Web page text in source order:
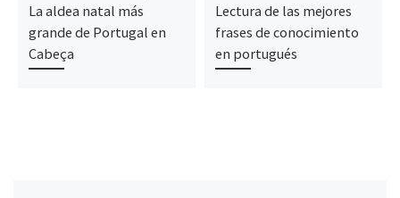
La aldea natal más
grande de Portugal en
Cabeça
Lectura de las mejores
frases de conocimiento
en portugués